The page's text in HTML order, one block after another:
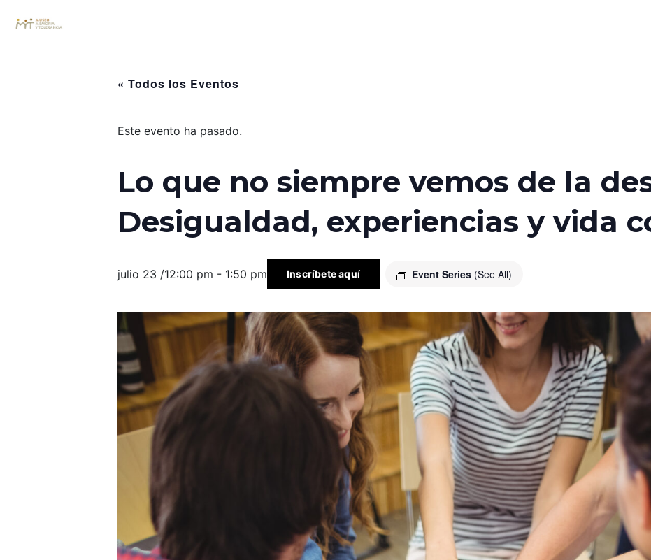
« Todos los Eventos
Este evento ha pasado.
Lo que no siempre vemos de la
Desigualdad, experiencias y vida
julio 23 /12:00 pm - 1:50 pm Event Series (See All)
Inscríbete aquí